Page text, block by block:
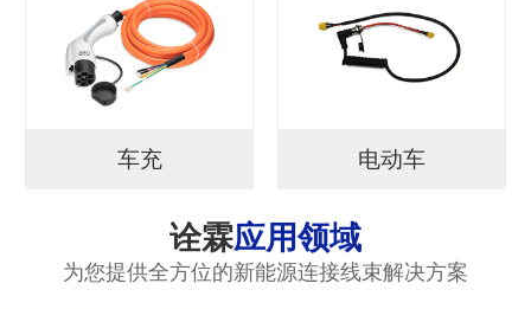
车充 电动车
诠霖应用领域
为您提供全方位的新能源连接线束解决方案